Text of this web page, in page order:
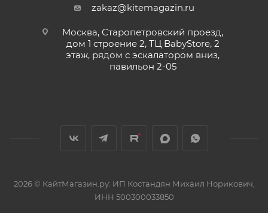
zakaz@kitemagazin.ru
Москва, Старопетровский проезд,
дом 1 строение 2, ТЦ BabyStore, 2
этаж, рядом с эскалатором вниз,
павильон 2-05
2026 © КайтМагазин.ру: ИП Костандян Михаил Норикович,
ИНН 500300033850